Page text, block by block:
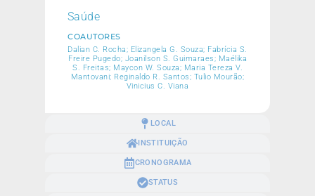
LOCAL
INSTITUIÇÃO
CRONOGRAMA
STATUS
Saúde
COAUTORES
Dalian C. Rocha; Elizangela G. Souza; Fabrícia S.
Freire Pugedo; Joanilson S. Guimaraes; Maélika
S. Freitas; Maycon W. Souza; Maria Tereza V.
Mantovani; Reginaldo R. Santos; Tulio Mourão;
Vinicius C. Viana